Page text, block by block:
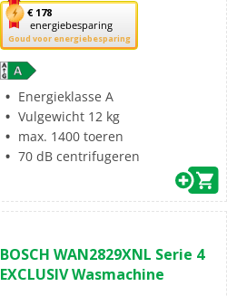
€ 178
energiebesparing
Goud voor energiebesparing
Met
deze
knop
opent
Youreko’s
tool
voor
energiebesparing.
Energieklasse A
Vulgewicht 12 kg
max. 1400 toeren
70 dB centrifugeren
van
de
BOSCH WAN2829XNL Serie 4
EXCLUSIV Wasmachine